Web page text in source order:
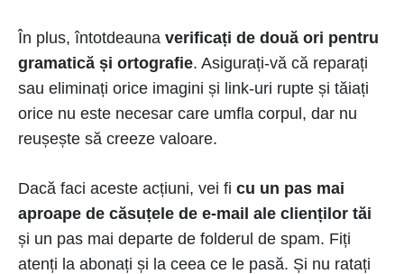
În plus, întotdeauna verificați de două ori pentru
gramatică și ortografie. Asigurați-vă că reparați
sau eliminați orice imagini și link-uri rupte și tăiați
orice nu este necesar care umfla corpul, dar nu
reușește să creeze valoare.
Dacă faci aceste acțiuni, vei fi cu un pas mai
aproape de căsuțele de e-mail ale clienților tăi
și un pas mai departe de folderul de spam. Fiți
atenți la abonați și la ceea ce le pasă. Și nu ratați